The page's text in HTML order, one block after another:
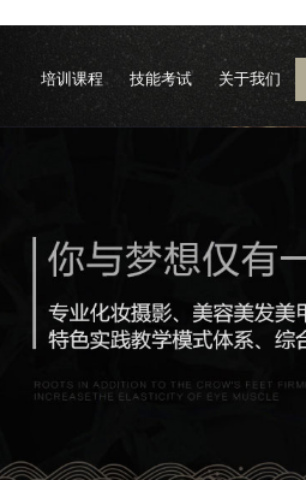
培训课程 技能考试 关于我们